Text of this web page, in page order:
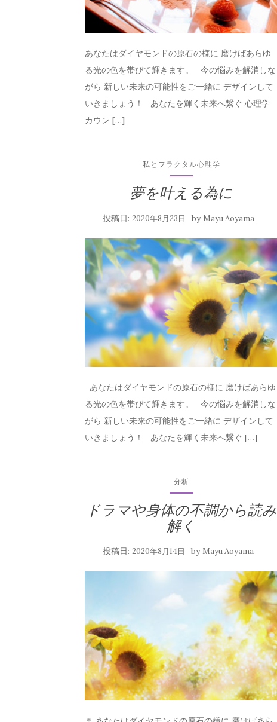
あなたはダイヤモンドの原石の様に 磨けばあらゆ
る光の色を帯びて輝きます。 今の悩みを解消しな
がら 新しい未来の可能性をご一緒に デザインして
いきましょう！ あなたを輝く未来へ繋ぐ 心理学
カウン […]
私とフラクタル心理学
夢を叶える為に
投稿日: 2020年8月23日 by Mayu Aoyama
あなたはダイヤモンドの原石の様に 磨けばあらゆ
る光の色を帯びて輝きます。 今の悩みを解消しな
がら 新しい未来の可能性をご一緒に デザインして
いきましょう！ あなたを輝く未来へ繋ぐ […]
分析
ドラマや身体の不調から読み
解く
投稿日:2020年8月14日 by Mayu Aoyama